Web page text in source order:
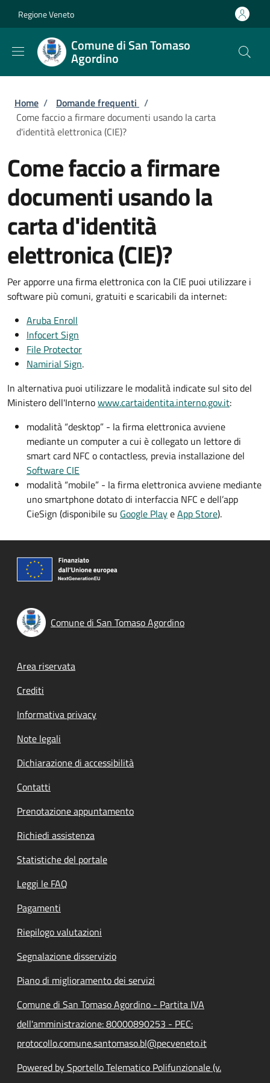
Regione Veneto
Comune di San Tomaso
Agordino
Briciole di pane
Home / Domande frequenti /
Come faccio a firmare documenti usando la carta
d'identità elettronica (CIE)?
Come faccio a firmare
documenti usando la
carta d'identità
elettronica (CIE)?
Per apporre una firma elettronica con la CIE puoi utilizzare i
software più comuni, gratuiti e scaricabili da internet:
Aruba Enroll
Infocert Sign
File Protector
Namirial Sign.
In alternativa puoi utilizzare le modalità indicate sul sito del
Ministero dell'Internowww.cartaidentita.interno.gov.it:
modalità “desktop” - la firma elettronica avviene
mediante un computer a cui è collegato un lettore di
smart card NFC o contactless, previa installazione del
Software CIE
modalità “mobile” - la firma elettronica avviene mediante
uno smartphone dotato di interfaccia NFC e dell’app
CieSign (disponibile su Google PlayeApp Store).
Comune di San Tomaso Agordino
Footer menu
Area riservata
Crediti
Informativa privacy
Note legali
Dichiarazione di accessibilità
Contatti
Prenotazione appuntamento
Richiedi assistenza
Statistiche del portale
Leggi le FAQ
Pagamenti
Riepilogo valutazioni
Segnalazione disservizio
Piano di miglioramento dei servizi
Comune di San Tomaso Agordino - Partita IVA
dell'amministrazione: 80000890253 - PEC:
protocollo.comune.santomaso.bl@pecveneto.it
Powered by Sportello Telematico Polifunzionale (v.